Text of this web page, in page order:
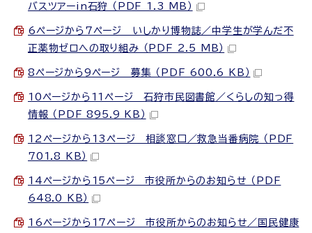
バスツアーin石狩 （PDF 1.3 MB）
6ページから7ページ いしかり博物誌／中学生が学んだ不
正薬物ゼロへの取り組み （PDF 2.5 MB）
8ページから9ページ 募集 （PDF 600.6 KB）
10ページから11ページ 石狩市民図書館／くらしの知っ得
情報 （PDF 895.9 KB）
12ページから13ページ 相談窓口／救急当番病院 （PDF
701.8 KB）
14ページから15ページ 市役所からのお知らせ （PDF
648.0 KB）
16ページから17ページ 市役所からのお知らせ／国民健康